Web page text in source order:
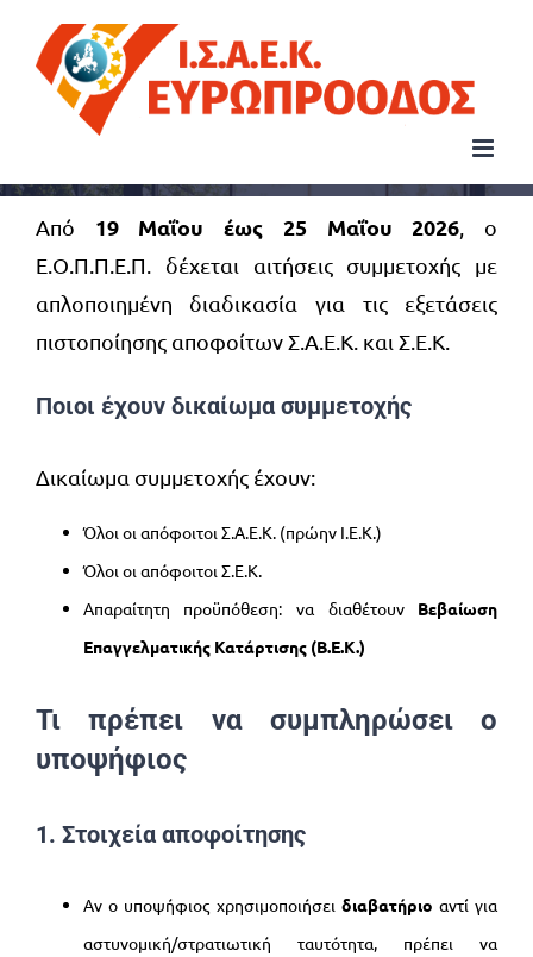
περιεχόμενο
Από 19 Μαΐου έως 25 Μαΐου 2026 , ο
Ε.Ο.Π.Π.Ε.Π. δέχεται αιτήσεις συμμετοχής με
απλοποιημένη διαδικασία για τις εξετάσεις
πιστοποίησης αποφοίτων Σ.Α.Ε.Κ. και Σ.Ε.Κ.
Ποιοι έχουν δικαίωμα συμμετοχής
Δικαίωμα συμμετοχής έχουν:
Όλοι οι απόφοιτοι Σ.Α.Ε.Κ. (πρώην Ι.Ε.Κ.)
Όλοι οι απόφοιτοι Σ.Ε.Κ.
Απαραίτητη προϋπόθεση: να διαθέτουν Βεβαίωση
Επαγγελματικής Κατάρτισης (Β.Ε.Κ.)
Τι πρέπει να συμπληρώσει ο
υποψήφιος
1. Στοιχεία αποφοίτησης
Αν ο υποψήφιος χρησιμοποιήσει διαβατήριο αντί για
αστυνομική/στρατιωτική ταυτότητα, πρέπει να